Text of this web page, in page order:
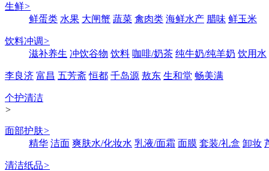
生鲜>
鲜蛋类 水果 大闸蟹 蔬菜 禽肉类 海鲜水产 腊味 鲜玉米
饮料冲调>
滋补养生 冲饮谷物 饮料 咖啡/奶茶 纯牛奶/纯羊奶 饮用水
李良济 富昌 五芳斋 恒都 千岛源 敖东 生和堂 畅美满
个护清洁
>
面部护肤>
精华 洁面 爽肤水/化妆水 乳液/面霜 面膜 套装/礼盒 卸妆
清洁纸品>